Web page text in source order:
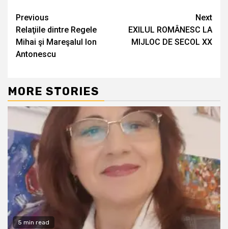
Continue
Reading
Previous
Relaţiile dintre Regele
Mihai şi Mareşalul Ion
Antonescu
Next
EXILUL ROMÂNESC LA
MIJLOC DE SECOL XX
MORE STORIES
5 min read